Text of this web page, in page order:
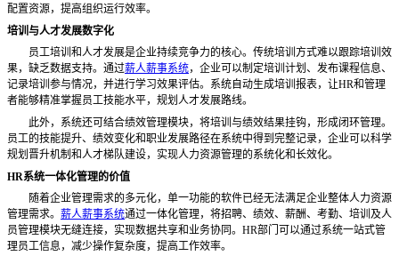
配置资源，提高组织运行效率。
培训与人才发展数字化
员工培训和人才发展是企业持续竞争力的核心。传统培训方式难以跟踪培训效
果，缺乏数据支持。通过薪人薪事系统，企业可以制定培训计划、发布课程信息、
记录培训参与情况，并进行学习效果评估。系统自动生成培训报表，让HR和管理
者能够精准掌握员工技能水平，规划人才发展路线。
此外，系统还可结合绩效管理模块，将培训与绩效结果挂钩，形成闭环管理。
员工的技能提升、绩效变化和职业发展路径在系统中得到完整记录，企业可以科学
规划晋升机制和人才梯队建设，实现人力资源管理的系统化和长效化。
HR系统一体化管理的价值
随着企业管理需求的多元化，单一功能的软件已经无法满足企业整体人力资源
管理需求。 薪人薪事系统通过一体化管理，将招聘、绩效、薪酬、考勤、培训及人
员管理模块无缝连接，实现数据共享和业务协同。 HR部门可以通过系统一站式管
理员工信息，减少操作复杂度，提高工作效率。